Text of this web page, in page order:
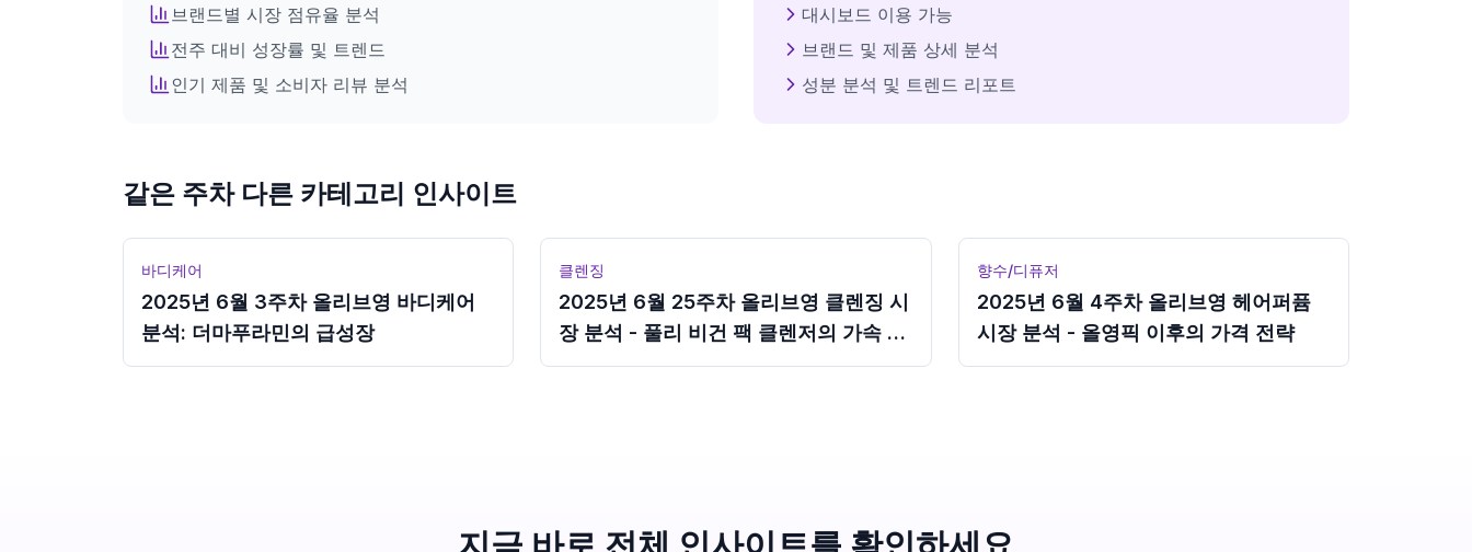
로그인 후 모든 인포그래픽을 이용하세요
로그인
브랜드별 시장 점유율 분석
전주 대비 성장률 및 트렌드
인기 제품 및 소비자 리뷰 분석
대시보드 이용 가능
브랜드 및 제품 상세 분석
성분 분석 및 트렌드 리포트
같은 주차 다른 카테고리 인사이트
바디케어
2025년 6월 3주차 올리브영 바디케어
분석: 더마푸라민의 급성장
클렌징
2025년 6월 25주차 올리브영 클렌징 시
장 분석 - 풀리 비건 팩 클렌저의 가속 성
장
향수/디퓨저
2025년 6월 4주차 올리브영 헤어퍼퓸
시장 분석 - 올영픽 이후의 가격 전략